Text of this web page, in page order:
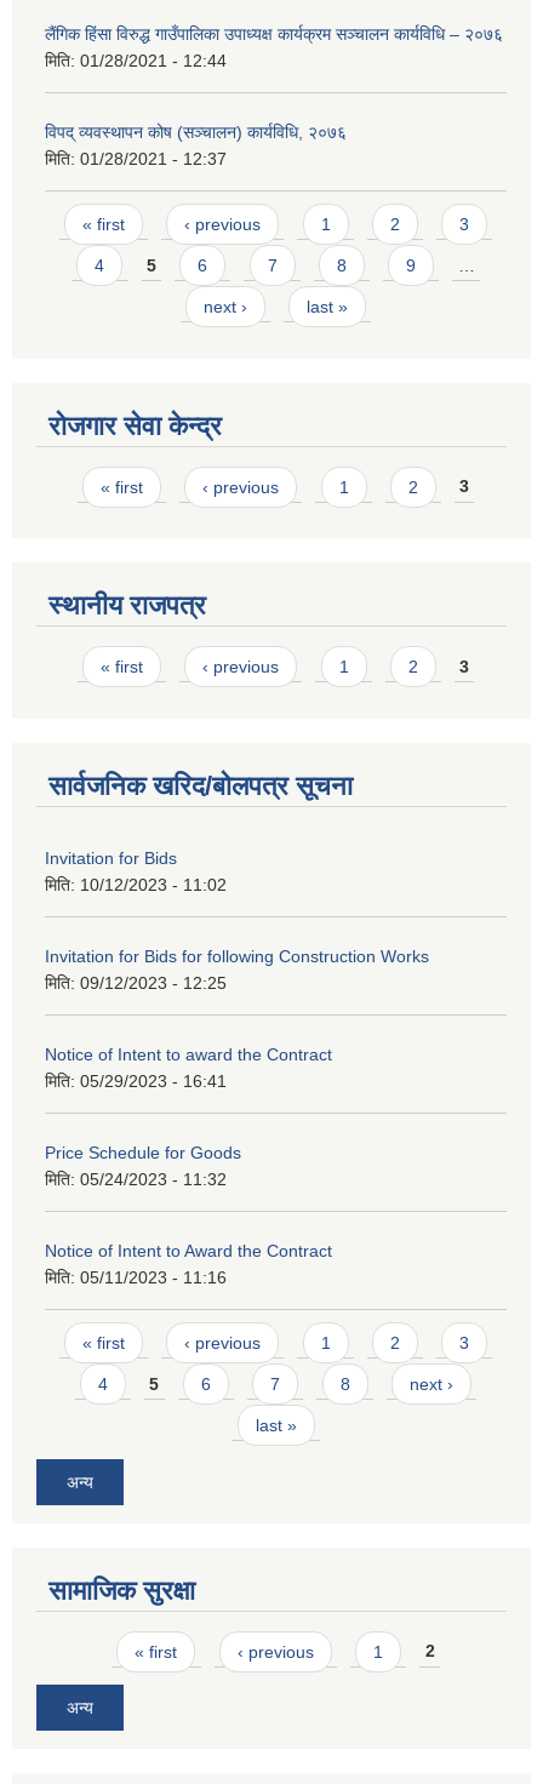
लैंगिक हिंसा विरुद्ध गाउँपालिका उपाध्यक्ष कार्यक्रम सञ्चालन कार्यविधि – २०७६
मिति: 01/28/2021 - 12:44
विपद् व्यवस्थापन कोष (सञ्चालन) कार्यविधि, २०७६
मिति: 01/28/2021 - 12:37
Pages
« first ‹ previous 1 2 3
4 5 6 7 8 9
next › last »
रोजगार सेवा केन्द्र
Pages
« first ‹ previous 1 2 3
स्थानीय राजपत्र
Pages
« first ‹ previous 1 2 3
सार्वजनिक खरिद/बोलपत्र सूचना
Invitation for Bids
मिति: 10/12/2023 - 11:02
Invitation for Bids for following Construction Works
मिति: 09/12/2023 - 12:25
Notice of Intent to award the Contract
मिति: 05/29/2023 - 16:41
Price Schedule for Goods
मिति: 05/24/2023 - 11:32
Notice of Intent to Award the Contract
मिति: 05/11/2023 - 11:16
Pages
« first ‹ previous 1 2 3
4 5 6 7 8 next ›
last »
अन्य
सामाजिक सुरक्षा
Pages« first ‹ previous 1 2
अन्य